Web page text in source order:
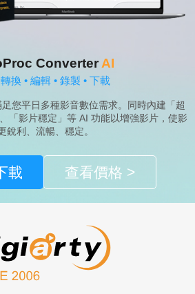
ConverterAI
換 • 編輯 • 錄製 • 下載
您平日多種影音數位需求。同時內建「超
「影片穩定」等 AI 功能以增強影片，使影
銳利、流暢、穩定。
載 查看價格 >